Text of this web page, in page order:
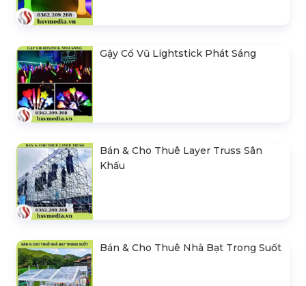
Gậy Cổ Vũ Lightstick Phát Sáng
Bán & Cho Thuê Layer Truss Sân
Khấu
Bán & Cho Thuê Nhà Bạt Trong Suốt